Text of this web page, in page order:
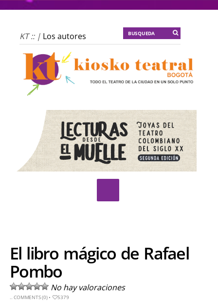
KT :: | Los autores
materiales
KT :: |Dulce
tentación
KT :: |
Un poco de
locura para la
cordura
KT :: | Soma
Mnemosine
KT :: |Diplomado
¿Actuar lo
contemporáneo?
Distopías y sociedad
El libro mágico de Rafael
Pombo
No hay valoraciones
..COMMENTS (0)• 5379